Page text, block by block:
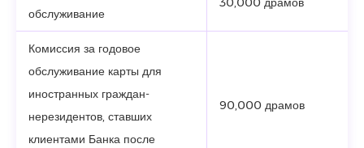
обслуживание
Комиссия за годовое
обслуживание карты для
иностранных граждан-
нерезидентов, ставших
клиентами Банка после
90,000 драмов